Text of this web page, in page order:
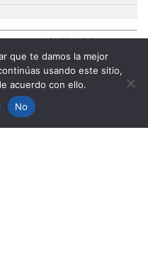
comercio/tienda).
que te damos la mejor
usando este sitio,
acuerdo con ello.
No